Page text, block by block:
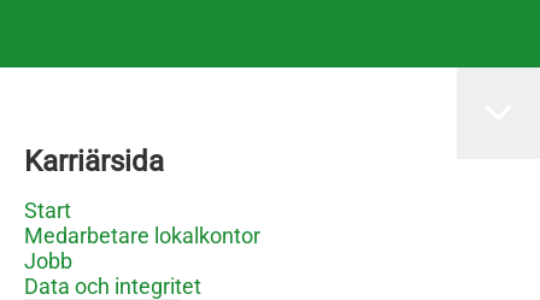
Karriärsida
Start
Medarbetare lokalkontor
Jobb
Data och integritet